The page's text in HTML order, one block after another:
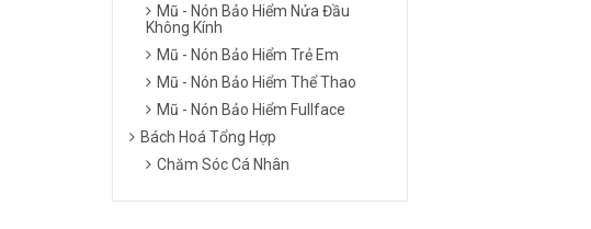
Mũ - Nón Bảo Hiểm Nửa Đầu
Không Kính
Mũ - Nón Bảo Hiểm Trẻ Em
Mũ - Nón Bảo Hiểm Thể Thao
Mũ - Nón Bảo Hiểm Fullface
Bách Hoá Tổng Hợp
Chăm Sóc Cá Nhân